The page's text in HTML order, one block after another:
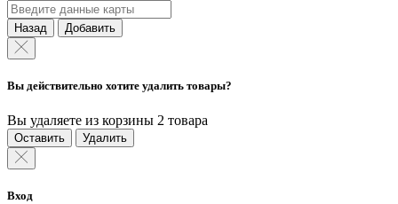
Назад Добавить
Вы действительно хотите удалить товары?
Вы удаляете из корзины 2 товара
Оставить Удалить
Вход